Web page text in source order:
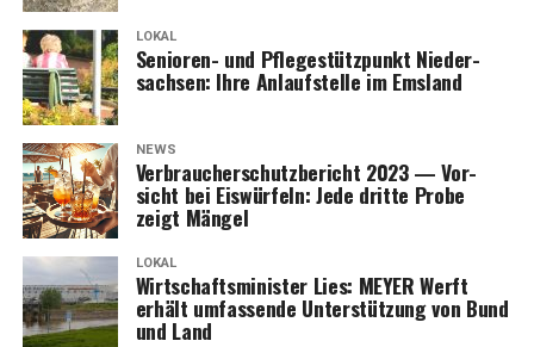
LOKAL
Senio­ren- und Pfle­ge­stütz­punkt Nie­der­
sach­sen: Ihre Anlauf­stel­le im Emsland
NEWS
Ver­brau­cher­schutz­be­richt 2023 — Vor­
sicht bei Eis­wür­feln: Jede drit­te Pro­be
zeigt Mängel
LOKAL
Wirt­schafts­mi­nis­ter Lies: MEYER Werft
erhält umfas­sen­de Unter­stüt­zung von Bund
und Land